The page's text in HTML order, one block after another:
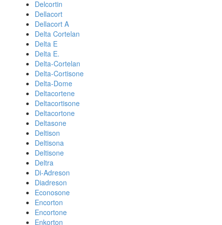
Delcortin
Dellacort
Dellacort A
Delta Cortelan
Delta E
Delta E.
Delta-Cortelan
Delta-Cortisone
Delta-Dome
Deltacortene
Deltacortisone
Deltacortone
Deltasone
Deltison
Deltisona
Deltisone
Deltra
Di-Adreson
Diadreson
Econosone
Encorton
Encortone
Enkorton